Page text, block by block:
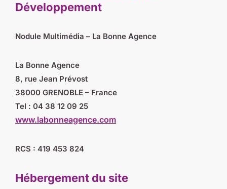
Développement
Nodule Multimédia – La Bonne Agence
La Bonne Agence
8, rue Jean Prévost
38000 GRENOBLE – France
Tel : 04 38 12 09 25
www.labonneagence.com
RCS : 419 453 824
Hébergement du site